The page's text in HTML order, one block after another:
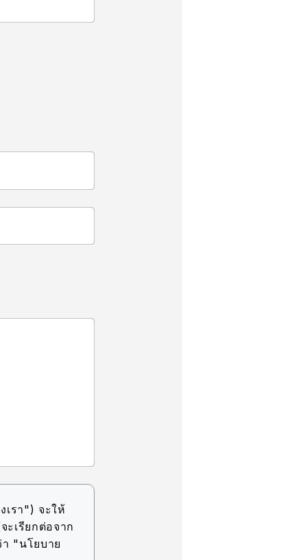
เรา") จะให้
เรียกต่อจาก
"นโยบาย